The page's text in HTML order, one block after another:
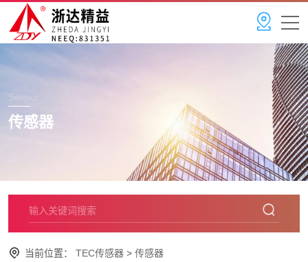
Sensor
传感器
当前位置： TEC传感器 > 传感器